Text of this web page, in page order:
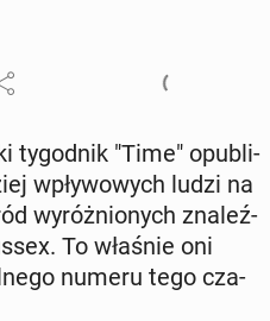
ty­go­dnik "Time" opu­bli­
wpły­wo­wych ludzi na
wy­róż­nio­nych zna­leź­
To właśnie oni
numeru tego cza­